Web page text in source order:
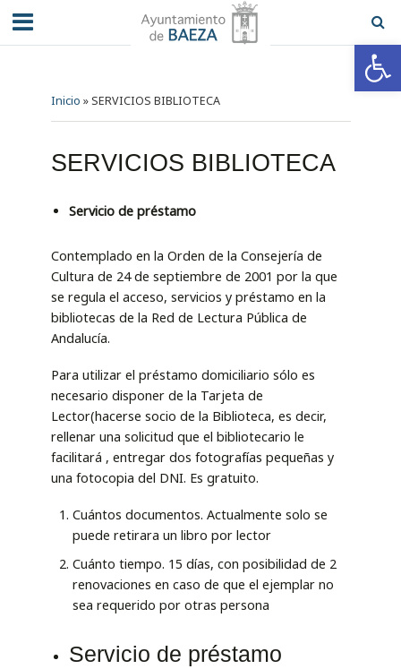
Inicio » SERVICIOS BIBLIOTECA
SERVICIOS BIBLIOTECA
Servicio de préstamo
Contemplado en la Orden de la Consejería de
Cultura de 24 de septiembre de 2001 por la que
se regula el acceso, servicios y préstamo en la
bibliotecas de la Red de Lectura Pública de
Andalucía.
Para utilizar el préstamo domiciliario sólo es
necesario disponer de la Tarjeta de
Lector(hacerse socio de la Biblioteca, es decir,
rellenar una solicitud que el bibliotecario le
facilitará , entregar dos fotografías pequeñas y
una fotocopia del DNI. Es gratuito.
Cuántos documentos. Actualmente solo se
puede retirara un libro por lector
Cuánto tiempo. 15 días, con posibilidad de 2
renovaciones en caso de que el ejemplar no
sea requerido por otras persona
Servicio de préstamo
Abrir barra de herramientas